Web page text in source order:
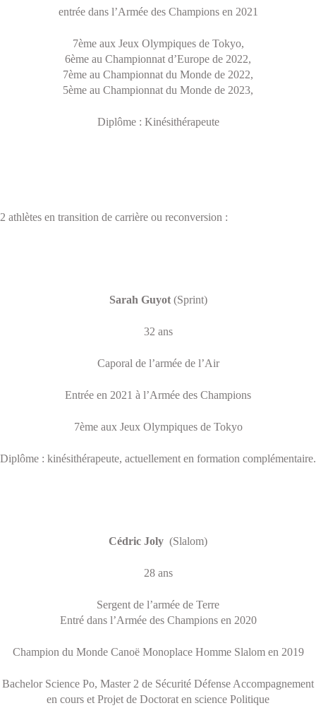
entrée dans l’Armée des Champions en 2021
7ème aux Jeux Olympiques de Tokyo,
6ème au Championnat d’Europe de 2022,
7ème au Championnat du Monde de 2022,
5ème au Championnat du Monde de 2023,
Diplôme : Kinésithérapeute
2 athlètes en transition de carrière ou reconversion :
Sarah Guyot(Sprint)
32 ans
Caporal de l’armée de l’Air
Entrée en 2021 à l’Armée des Champions
7ème aux Jeux Olympiques de Tokyo
Diplôme : kinésithérapeute, actuellement en formation complémentaire.
Cédric Joly (Slalom)
28 ans
Sergent de l’armée de Terre
Entré dans l’Armée des Champions en 2020
Champion du Monde Canoë Monoplace Homme Slalom en 2019
Bachelor Science Po, Master 2 de Sécurité Défense Accompagnement
en cours et Projet de Doctorat en science Politique